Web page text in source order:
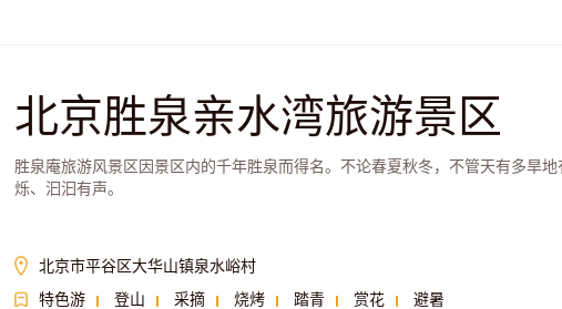
北京胜泉亲水湾旅游景区
胜泉庵旅游风景区因景区内的千年胜泉而得名。不论春夏秋冬，不管天有多旱
烁、汩汩有声。
北京市平谷区大华山镇泉水峪村
特色游
登山 采摘 烧烤 踏青 赏花 避暑